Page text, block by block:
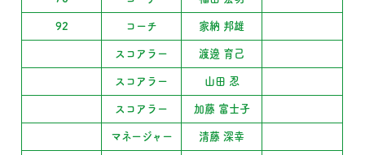
92 コーチ 家納 邦雄
スコアラー 渡邊 育己
スコアラー 山田 忍
スコアラー 加藤 富士子
マネージャー 清藤 深幸